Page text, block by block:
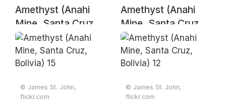
Amethyst (Anahi
Mine, Santa Cruz,
Bolivia) 11
Amethyst (Anahi
Mine, Santa Cruz,
Bolivia) 14
© James St. John,
flickr.com
© James St. John,
flickr.com